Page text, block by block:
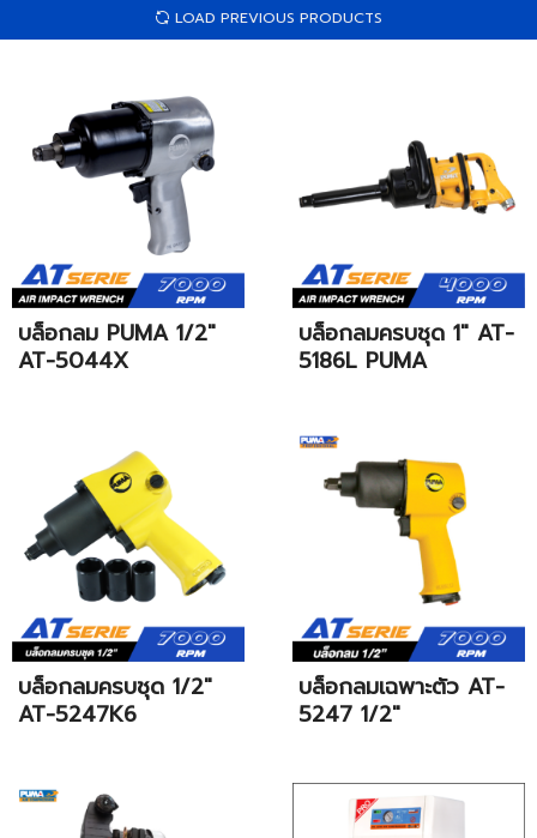
LOAD PREVIOUS PRODUCTS
บล็อกลม PUMA 1/2"
AT-5044X
บล็อกลมครบชุด 1" AT-
5186L PUMA
บล็อกลมครบชุด 1/2"
AT-5247K6
บล็อกลมเฉพาะตัว AT-
5247 1/2"